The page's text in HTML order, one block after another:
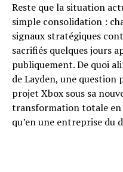
Reste que la situation
simple consolidation :
signaux stratégiques
sacrifiés quelques jours
publiquement. De quoi
de Layden, une question
projet Xbox sous sa
transformation totale
qu’en une entreprise du